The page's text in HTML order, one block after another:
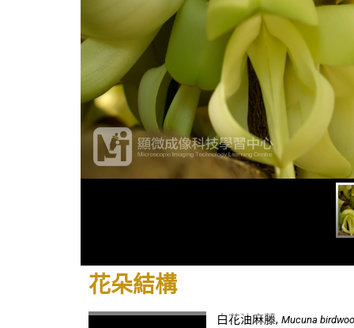
花朵結構
白花油麻藤, Mucuna